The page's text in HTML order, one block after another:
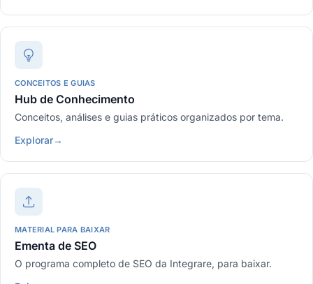
CONCEITOS E GUIAS
Hub de Conhecimento
Conceitos, análises e guias práticos organizados por tema.
Explorar→
MATERIAL PARA BAIXAR
Ementa de SEO
O programa completo de SEO da Integrare, para baixar.